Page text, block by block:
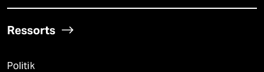
Ressorts
Politik